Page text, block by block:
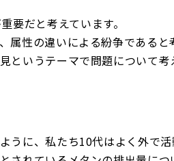
要だと考えています。
性の違いによる紛争であると
いうテーマで問題について考
に、私たち10代はよく外で活